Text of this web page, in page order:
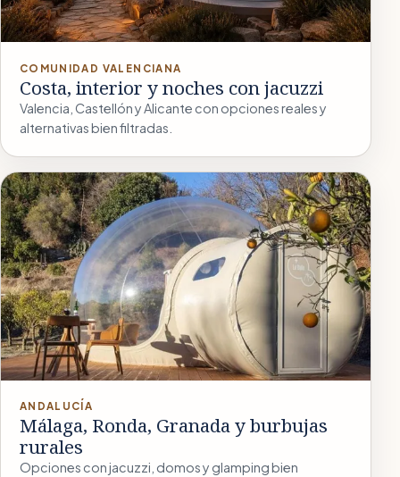
COMUNIDAD VALENCIANA
Costa, interior y noches con jacuzzi
Valencia, Castellón y Alicante con opciones reales y
alternativas bien filtradas.
ANDALUCÍA
Málaga, Ronda, Granada y burbujas
rurales
Opciones con jacuzzi, domos y glamping bien